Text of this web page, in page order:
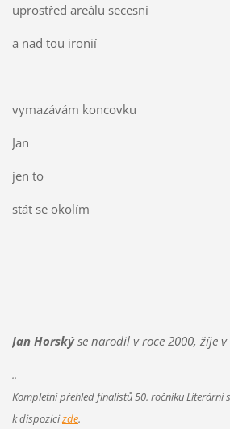
uprostřed areálu secesní
a nad tou ironií
vymazávám koncovku
Jan
jen to
stát se okolím
Jan Horskýse narodil v roce 2000, žíje v
..
Kompletní přehled finalistů 50. ročníku Literární
k dispozicizde.